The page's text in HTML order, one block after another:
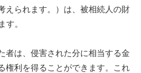
えられます。）は、被相続人の財
す。
者は、侵害された分に相当する金
権利を得ることができます。これ